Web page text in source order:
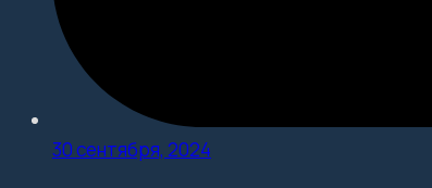
30 сентября, 2024